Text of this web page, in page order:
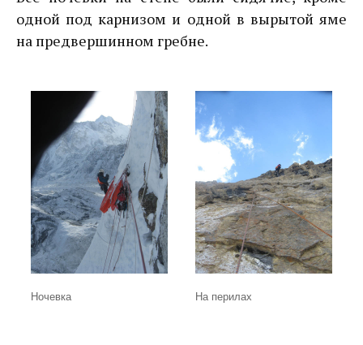
одной под карнизом и одной в вырытой яме
на предвершинном гребне.
Ночевка На перилах